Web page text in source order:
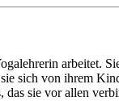
arbeitet.
sich von ihrem
das sie vor allen